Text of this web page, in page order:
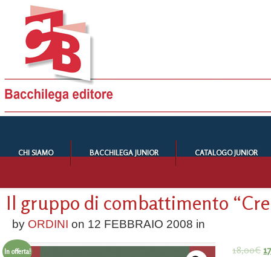
CHI SIAMO BACCHILEGA JUNIOR CATALOGO JUNIOR
Il gruppo di combattimento
by ORDINI on 12 FEBBRAIO 2008 in
In offerta! 18,00€